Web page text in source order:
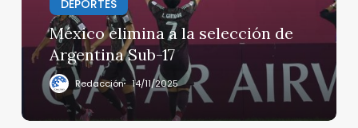
DEPORTES
México elimina a la selección de
Argentina Sub-17
Redacción 14/11/2025